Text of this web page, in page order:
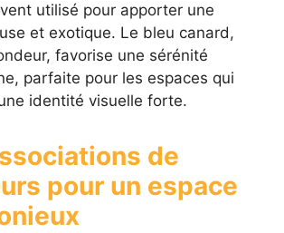
utilisé pour apporter une
et exotique. Le bleu canard,
favorise une sérénité
parfaite pour les espaces qui
identité visuelle forte.
de
pour un espace